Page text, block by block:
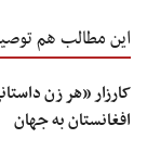
این مطالب هم
کارزار «هر زن
افغانستان به جهان